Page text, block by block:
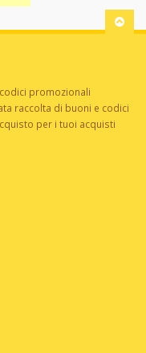
promozionali
raccolta di buoni e codici
per i tuoi acquisti